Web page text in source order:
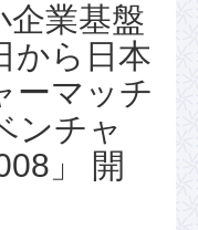
企業基盤
から日本
ーマッチ
ンチャ
」 開